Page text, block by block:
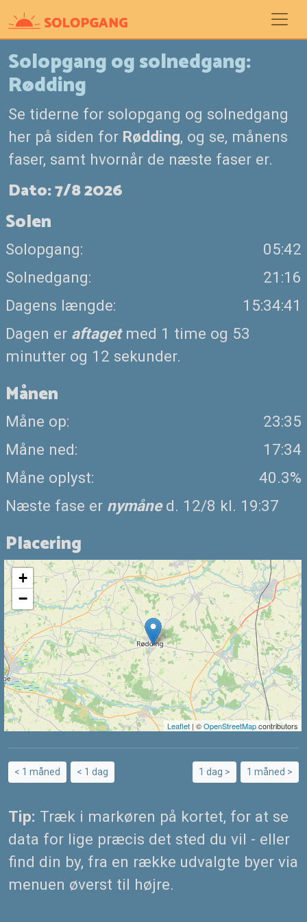
Solopgang og solnedgang:
Rødding
Se tiderne for solopgang og solnedgang
her på siden for Rødding, og se, månens
faser, samt hvornår de næste faser er.
Dato: 7/8 2026
Solen
Solopgang:
05:42
Solnedgang:
21:16
Dagens længde:
15:34:41
Dagen er aftagetmed 1 time og 53
minutter og 12 sekunder.
Månen
Måne op:
23:35
Måne ned:
17:34
Måne oplyst:
40.3%
Næste fase er nymåned. 12/8 kl. 19:37
Placering
+
−
Leaflet | ©OpenStreetMapcontributors
< 1 måned < 1 dag 1 dag > 1 måned >
Tip: Træk i markøren på kortet, for at se
data for lige præcis det sted du vil - eller
find din by, fra en række udvalgte byer via
menuen øverst til højre.